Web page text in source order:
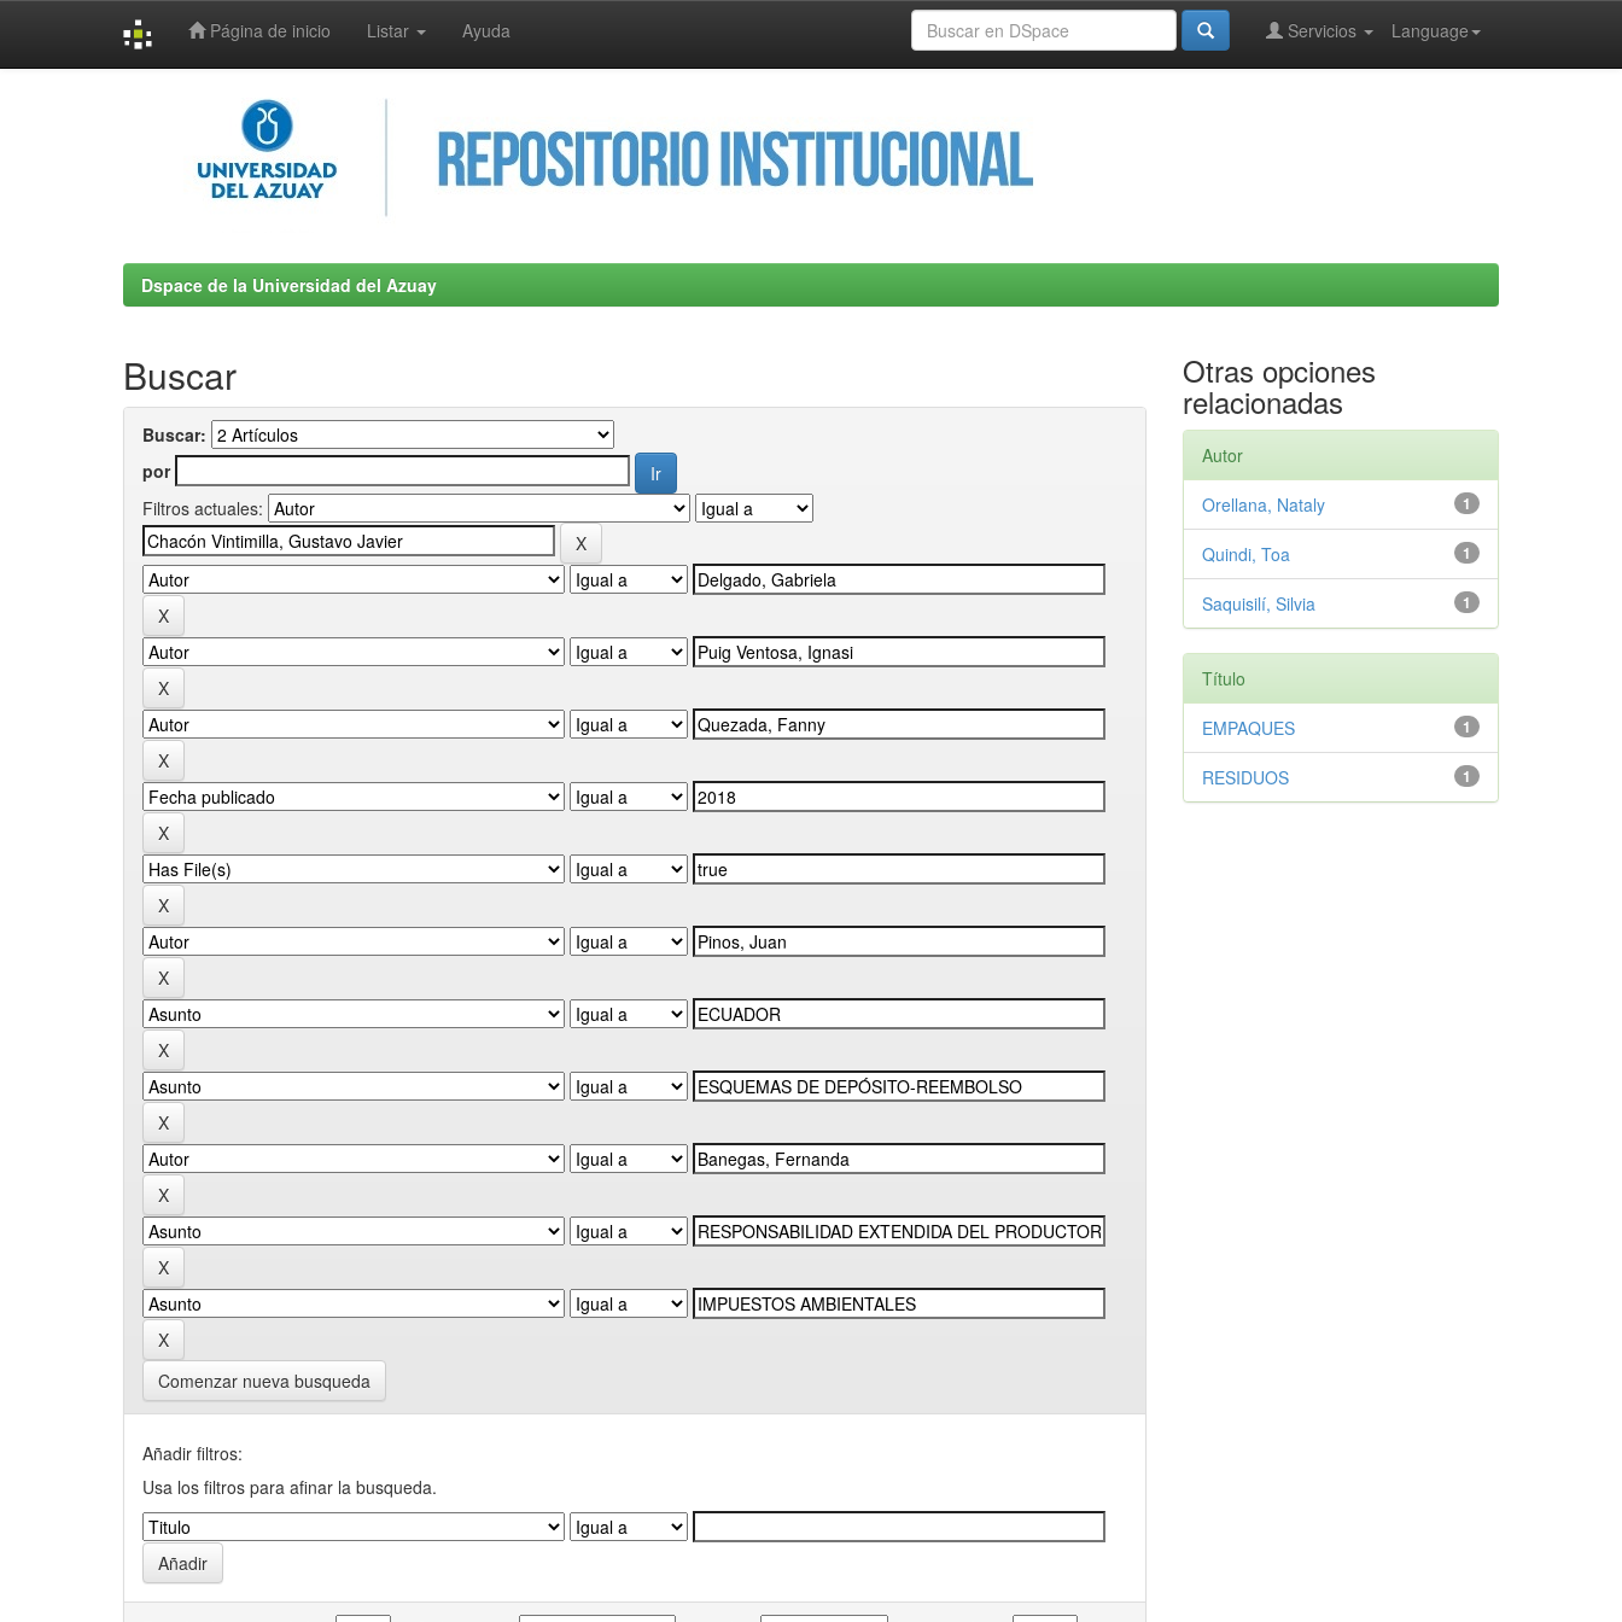
Página de inicio Listar Ayuda Language
Servicios
Dspace de la Universidad del Azuay
Buscar
Buscar:
por
Filtros actuales:
Comenzar nueva busqueda
Añadir filtros:
Usa los filtros para afinar la busqueda.
Otras opciones
relacionadas
Autor
1
Orellana, Nataly
1
Quindi, Toa
1
Saquisilí, Silvia
Título
1
EMPAQUES
1
RESIDUOS